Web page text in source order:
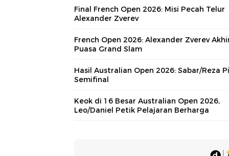
Final French Open 2026: Misi Pecah Telur
Alexander Zverev
French Open 2026: Alexander Zverev
Puasa Grand Slam
Hasil Australian Open 2026: Sabar/Reza
Semifinal
Keok di 16 Besar Australian Open 2026,
Leo/Daniel Petik Pelajaran Berharga